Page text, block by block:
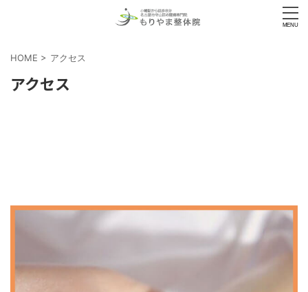
HOME > アクセス
アクセス